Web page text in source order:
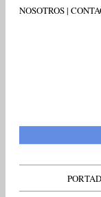
NOSOTROS|